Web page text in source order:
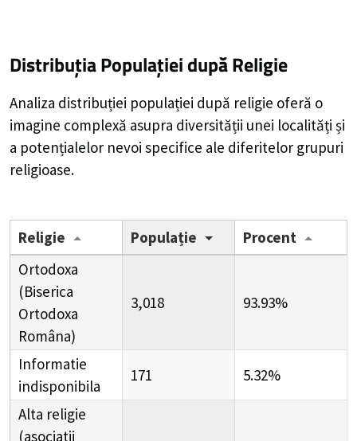
Distribuția Populațieidupă Religie
Analiza distribuției populației după religie oferă o
imagine complexă asupra diversității unei localități și
a potențialelor nevoi specifice ale diferitelor grupuri
religioase.
Religie Populație
Procent
Ortodoxa
(Biserica
Ortodoxa
Româna)
3,018 93.93%
Informatie
indisponibila
171 5.32%
Alta religie
(asociatii